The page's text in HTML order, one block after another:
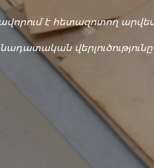
է հետազոտող